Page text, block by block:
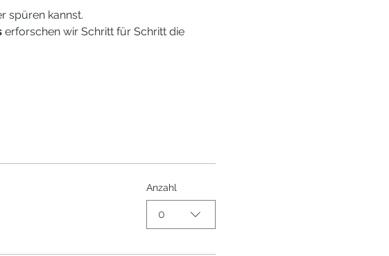
spüren kannst.
erforschen wir Schritt für Schritt die
Anzahl
0